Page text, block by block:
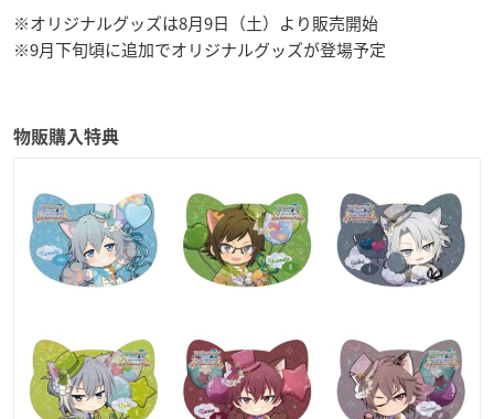
※オリジナルグッズは8月9日（土）より販売開始
※9月下旬頃に追加でオリジナルグッズが登場予定
物販購入特典